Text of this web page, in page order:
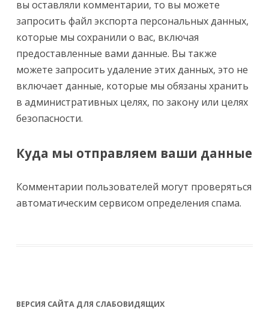
вы оставляли комментарии, то вы можете
запросить файл экспорта персональных данных,
которые мы сохранили о вас, включая
предоставленные вами данные. Вы также
можете запросить удаление этих данных, это не
включает данные, которые мы обязаны хранить
в административных целях, по закону или целях
безопасности.
Куда мы отправляем ваши данные
Комментарии пользователей могут проверяться
автоматическим сервисом определения спама.
ВЕРСИЯ САЙТА ДЛЯ СЛАБОВИДЯЩИХ